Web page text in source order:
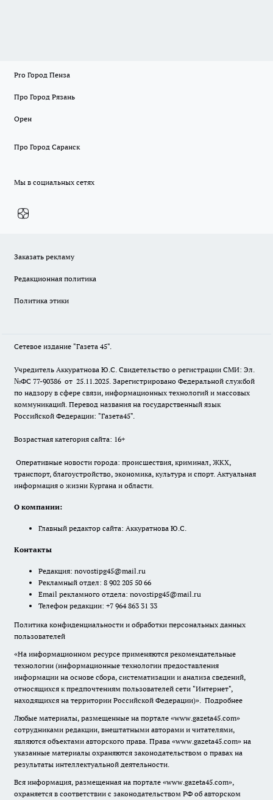
Pro Город Пенза
Про Город Рязань
Орен
Про Город Саранск
Мы в социальных сетях
Заказать рекламу
Редакционная политика
Политика этики
Сетевое издание "Газета 45".
Учредитель Аккуратнова Ю.С. Свидетельство о регистрации СМИ: Эл.
№ФС 77-90386 от 25.11.2025. Зарегистрировано Федеральной службой
по надзору в сфере связи, информационных технологий и массовых
коммуникаций. Перевод названия на государственный язык
Российской Федерации: "Газета45".
Возрастная категория сайта: 16+
Оперативные новости города: происшествия, криминал, ЖКХ,
транспорт, благоустройство, экономика, культура и спорт. Актуальная
информация о жизни Кургана и области.
О компании:
Главный редактор сайта: Аккуратнова Ю.С.
Контакты
Редакция: novostipg45@mail.ru
Рекламный отдел: 8 902 205 50 66
Email рекламного отдела: novostipg45@mail.ru
Телефон редакции: +7 964 863 31 33
Политика конфиденциальности и обработки персональных данных
пользователей
«На информационном ресурсе применяются рекомендательные
технологии (информационные технологии предоставления
информации на основе сбора, систематизации и анализа сведений,
относящихся к предпочтениям пользователей сети "Интернет",
находящихся на территории Российской Федерации)». Подробнее
Любые материалы, размещенные на портале «www.gazeta45.com»
сотрудниками редакции, внештатными авторами и читателями,
являются объектами авторского права. Права «www.gazeta45.com» на
указанные материалы охраняются законодательством о правах на
результаты интеллектуальной деятельности.
Вся информация, размещенная на портале «www.gazeta45.com»,
охраняется в соответствии с законодательством РФ об авторском